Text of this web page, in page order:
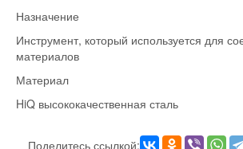
Назначение
Инструмент, который используется для
материалов
Материал
HiQ высококачественная сталь
Поделитесь ссылкой: